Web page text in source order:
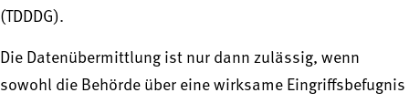
(TDDDG).
Die Datenübermittlung ist nur dann zulässig, wenn
sowohl die Behörde über eine wirksame Eingriffsbefugnis